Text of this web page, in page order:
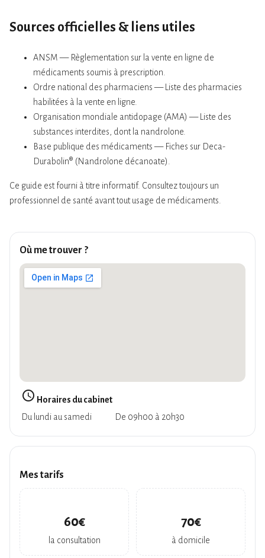
Sources officielles & liens utiles
ANSM — Règlementation sur la vente en ligne de
médicaments soumis à prescription.
Ordre national des pharmaciens — Liste des pharmacies
habilitées à la vente en ligne.
Organisation mondiale antidopage (AMA) — Liste des
substances interdites, dont la nandrolone.
Base publique des médicaments — Fiches sur Deca-
Durabolin® (Nandrolone décanoate).
Ce guide est fourni à titre informatif. Consultez toujours un
professionnel de santé avant tout usage de médicaments.
Où me trouver ?
query_builder Horaires du cabinet
Du lundi au samedi
De 09h00 à 20h30
Mes tarifs
60€
la consultation
70€
à domicile